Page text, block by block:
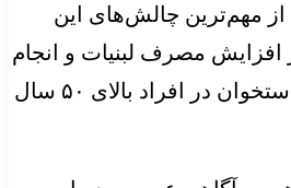
مهم‌ترین چالش‌های این
مصرف لبنیات و انجام
منظم سنجش تراکم استخوان در افراد بالای ۵۰ سال